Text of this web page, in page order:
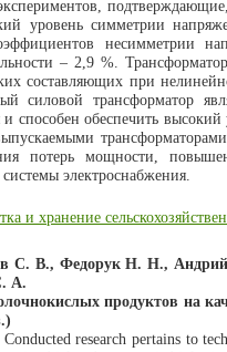
уровень симметрии
несимметрии
– 2,9 %.
составляющих при
силовой трансформатор
способен обеспечить
потерь мощности,
электроснабжения.
и хранение
С. В., Федорук Н. Н.,
А.
продуктов на
research pertains to